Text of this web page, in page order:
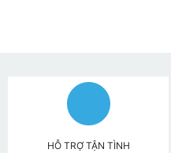
HỖ TRỢ TẬN TÌNH